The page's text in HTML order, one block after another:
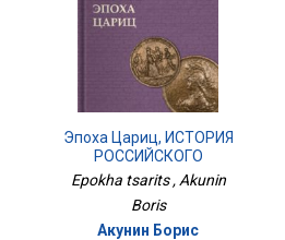
Эпоха Цариц, ИСТОРИЯ
РОССИЙСКОГО
ГОСУДАРСТВА Том VI
Epokha tsarits , Akunin
Boris
Акунин Борис